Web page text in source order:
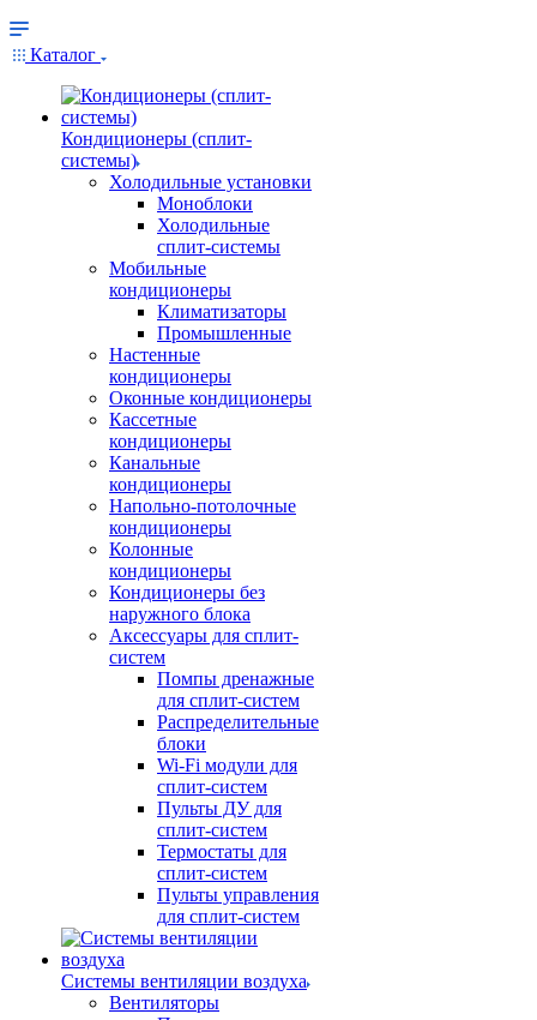
Каталог
Кондиционеры (сплит-
системы)
Холодильные установки
Моноблоки
Холодильные
сплит-системы
Мобильные
кондиционеры
Климатизаторы
Промышленные
Настенные
кондиционеры
Оконные кондиционеры
Кассетные
кондиционеры
Канальные
кондиционеры
Напольно-потолочные
кондиционеры
Колонные
кондиционеры
Кондиционеры без
наружного блока
Аксессуары для сплит-
систем
Помпы дренажные
для сплит-систем
Распределительные
блоки
Wi-Fi модули для
сплит-систем
Пульты ДУ для
сплит-систем
Термостаты для
сплит-систем
Пульты управления
для сплит-систем
Системы вентиляции воздуха
Вентиляторы